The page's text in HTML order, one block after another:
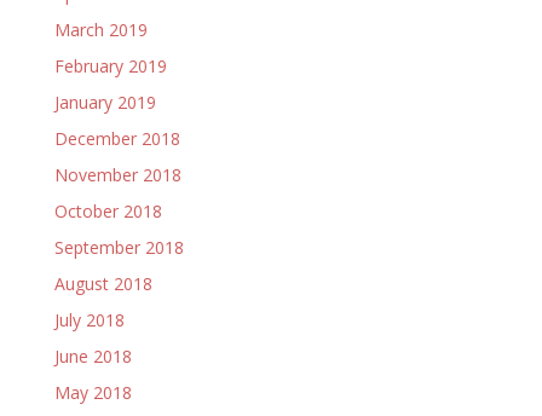
March 2019
February 2019
January 2019
December 2018
November 2018
October 2018
September 2018
August 2018
July 2018
June 2018
May 2018